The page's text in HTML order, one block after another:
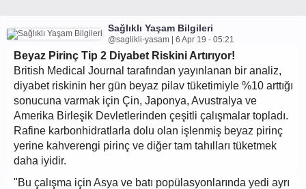
Sağlıklı Yaşam Bilgileri
@saglikli-yasam | 6 Apr 19 - 05:21
Beyaz Pirinç Tip 2 Diyabet Riskini Artırıyor!
British Medical Journal tarafından yayınlanan bir analiz,
diyabet riskinin her gün beyaz pilav tüketimiyle %10 arttığı
sonucuna varmak için Çin, Japonya, Avustralya ve
Amerika Birleşik Devletlerinden çeşitli çalışmalar topladı.
Rafine karbonhidratlarla dolu olan işlenmiş beyaz pirinç
yerine kahverengi pirinç ve diğer tam tahılları tüketmek
daha iyidir.
"Bu çalışma için Asya ve batı popülasyonlarında yedi ayrı